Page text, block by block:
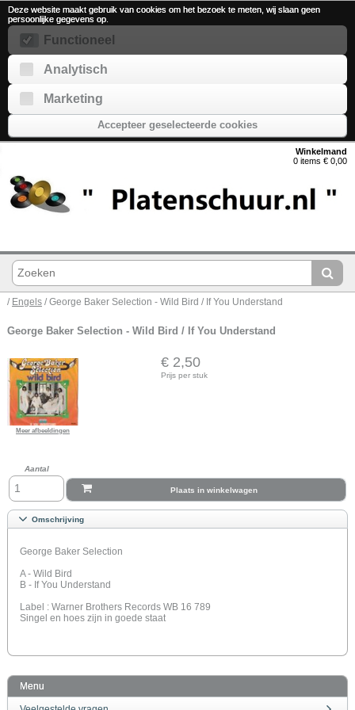
Deze website maakt gebruik van cookies om het bezoek te meten, wij slaan geen
persoonlijke gegevens op.
Functioneel
Analytisch
Marketing
Accepteer geselecteerde cookies
Winkelmand
0 items € 0,00
/ Engels / George Baker Selection - Wild Bird / If You Understand
George Baker Selection - Wild Bird / If You Understand
Meer afbeeldingen
€ 2,50
Prijs per stuk
Aantal
Plaats in winkelwagen
Omschrijving
George Baker Selection
A - Wild Bird
B - If You Understand
Label : Warner Brothers Records WB 16 789
Singel en hoes zijn in goede staat
Menu